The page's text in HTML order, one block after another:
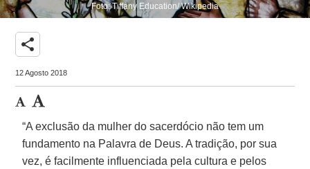
Foto: Tiffany Education/ Wikipedia
share
12 Agosto 2018
“A exclusão da mulher do sacerdócio não tem um
fundamento na Palavra de Deus. A tradição, por sua
vez, é facilmente influenciada pela cultura e pelos